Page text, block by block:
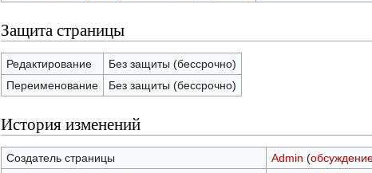
Защита страницы
Редактирование
Без защиты (бессрочно)
Переименование
Без защиты (бессрочно)
История изменений
Создатель страницы Admin (